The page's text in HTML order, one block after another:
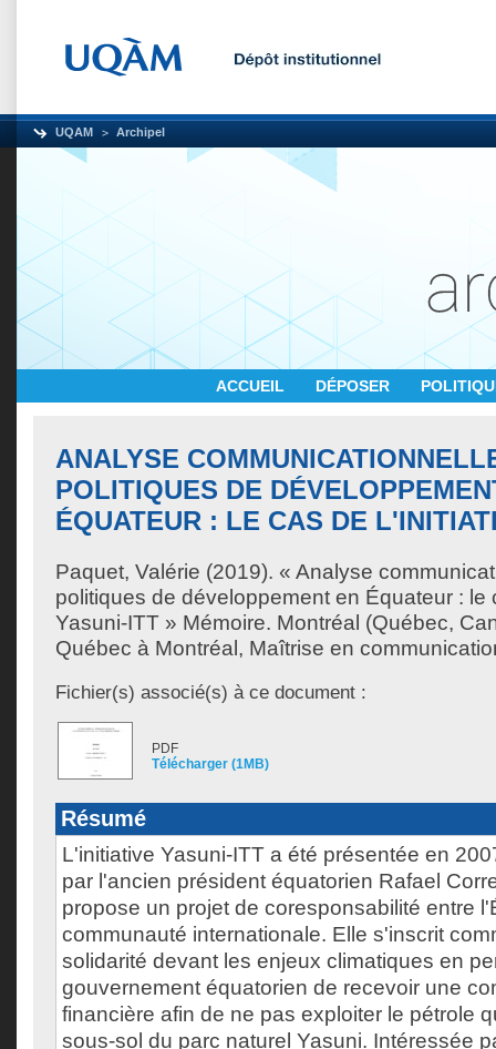
UQAM Archipel
ACCUEIL DÉPOSER
ANALYSE
POLITIQUES DE
ÉQUATEUR : LE CAS DE
Paquet, Valérie (2019). « Analyse
politiques de développement en Équateur : le
Yasuni-ITT » Mémoire. Montréal (Québec,
Québec à Montréal, Maîtrise en
Fichier(s) associé(s) à ce document :
PDF
Télécharger (1MB)
Résumé
L'initiative Yasuni-ITT a été présentée en
par l'ancien président équatorien Rafael
propose un projet de coresponsabilité entre
communauté internationale. Elle s'inscrit
solidarité devant les enjeux climatiques en
gouvernement équatorien de recevoir une
financière afin de ne pas exploiter le pétrole
sous-sol du parc naturel Yasuni. Intéressée